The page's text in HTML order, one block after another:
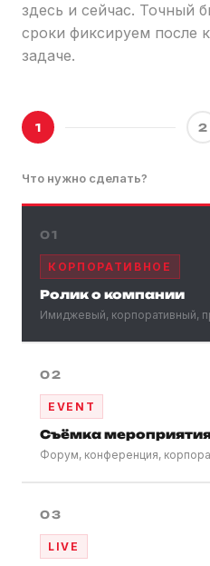
здесь и сейчас. Точный
сроки фиксируем после
задаче.
1 2
Что нужно сделать?
01
КОРПОРАТИВНОЕ
Ролик о компании
Имиджевый, корпоративный,
02
EVENT
Съёмка
Форум, конференция,
03
LIVE